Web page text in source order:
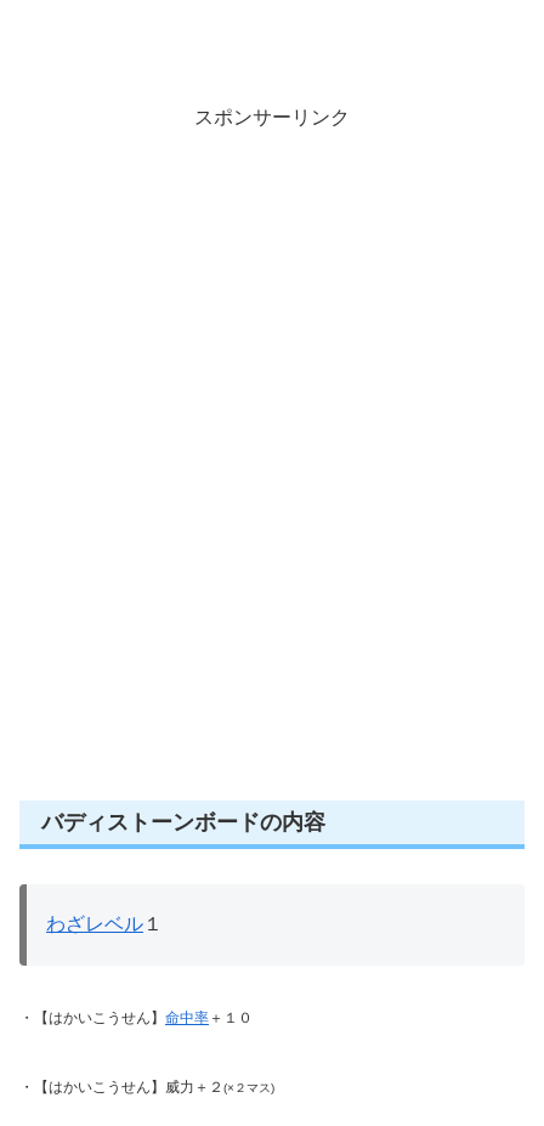
スポンサーリンク
バディストーンボードの内容
わざレベル １
・【はかいこうせん】 命中率 ＋１０
・【はかいこうせん】威力＋２ (×２マス)